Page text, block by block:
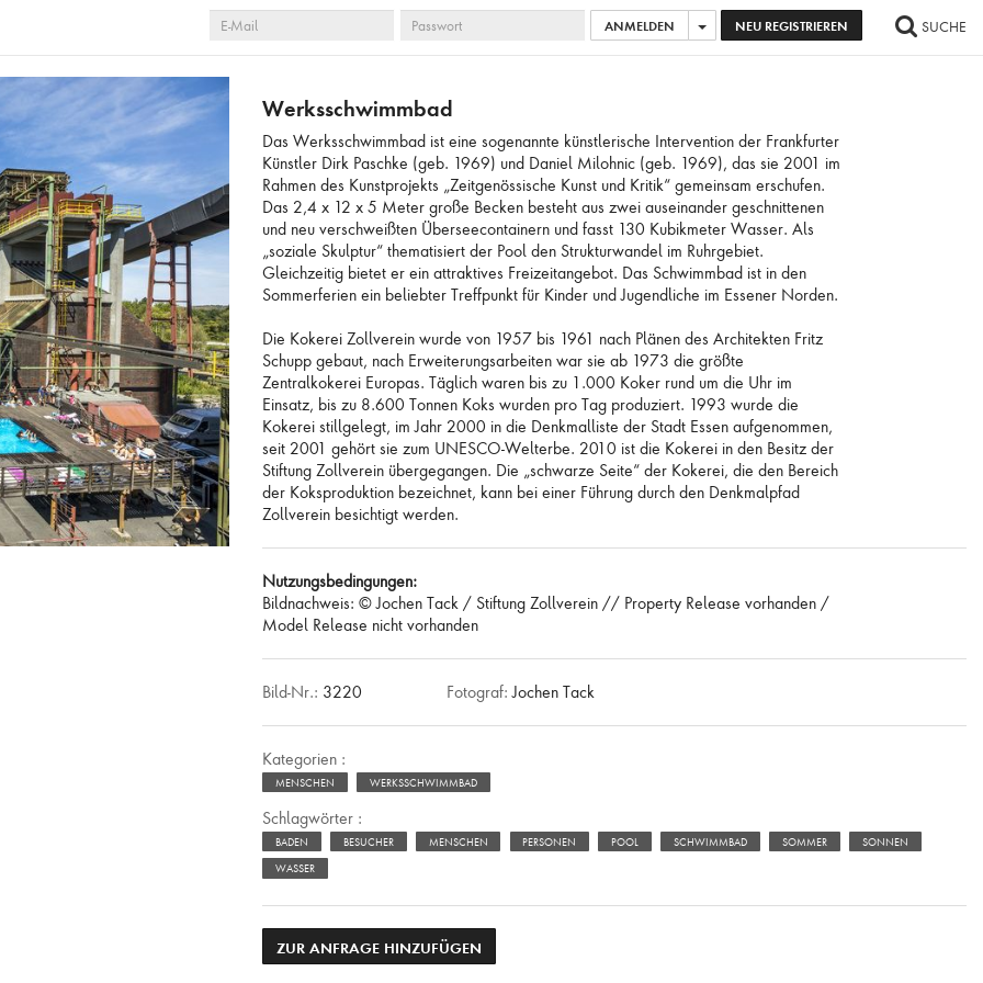
MAIL
PASSWORT
ANMELDEN NEU REGISTRIEREN SUCHE
AUSWAHL ANZEIGEN AUSWAHL ZUR ANFRAGE HINZUFÜGEN ... ALLE BILDER AUSWÄHLEN
Werksschwimmbad
Das Werksschwimmbad ist eine sogenannte künstlerische Intervention der Frankfurter
Künstler Dirk Paschke (geb. 1969) und Daniel Milohnic (geb. 1969), das sie 2001 im
Rahmen des Kunstprojekts „Zeitgenössische Kunst und Kritik“ gemeinsam erschufen.
Das 2,4 x 12 x 5 Meter große Becken besteht aus zwei auseinander geschnittenen
und neu verschweißten Überseecontainern und fasst 130 Kubikmeter Wasser. Als
„soziale Skulptur“ thematisiert der Pool den Strukturwandel im Ruhrgebiet.
Gleichzeitig bietet er ein attraktives Freizeitangebot. Das Schwimmbad ist in den
Sommerferien ein beliebter Treffpunkt für Kinder und Jugendliche im Essener Norden.
Die Kokerei Zollverein wurde von 1957 bis 1961 nach Plänen des Architekten Fritz
Schupp gebaut, nach Erweiterungsarbeiten war sie ab 1973 die größte
Zentralkokerei Europas. Täglich waren bis zu 1.000 Koker rund um die Uhr im
Einsatz, bis zu 8.600 Tonnen Koks wurden pro Tag produziert. 1993 wurde die
Kokerei stillgelegt, im Jahr 2000 in die Denkmalliste der Stadt Essen aufgenommen,
seit 2001 gehört sie zum UNESCO-Welterbe. 2010 ist die Kokerei in den Besitz der
Stiftung Zollverein übergegangen. Die „schwarze Seite“ der Kokerei, die den Bereich
der Koksproduktion bezeichnet, kann bei einer Führung durch den Denkmalpfad
Zollverein besichtigt werden.
Nutzungsbedingungen:
Bildnachweis: © Jochen Tack / Stiftung Zollverein // Property Release vorhanden /
Model Release nicht vorhanden
Bild-Nr.: 3220 Fotograf: Jochen Tack
Kategorien :
MENSCHEN WERKSSCHWIMMBAD
Schlagwörter :
BADEN BESUCHER MENSCHEN PERSONEN POOL SCHWIMMBAD SOMMER SONNEN
WASSER
ZUR ANFRAGE HINZUFÜGEN